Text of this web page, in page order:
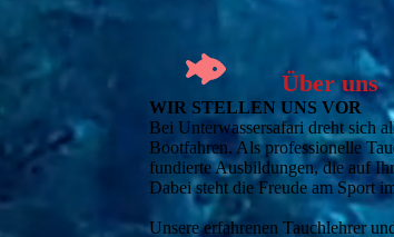
Über uns
WIR STELLEN UNS VOR
Bei Unterwassersafari dreht sich
Bootfahren. Als professionelle
fundierte Ausbildungen, die auf
Dabei steht die Freude am Sport
Unsere erfahrenen Tauchlehrer